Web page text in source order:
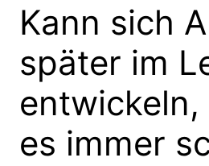
Kann sich
später im
es immer